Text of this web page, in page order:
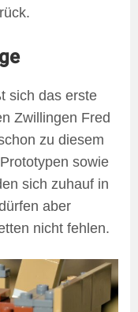
sich das erste
Zwillingen Fred
zu diesem
sowie
sich zuhauf in
aber
nicht fehlen.